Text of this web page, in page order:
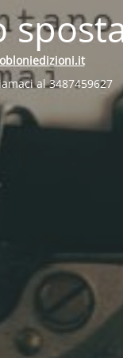
al 3487459627